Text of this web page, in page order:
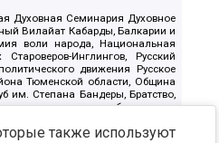
Духовная Семинария Духовное
Вилайат Кабарды, Балкарии и
воли народа, Национальная
Инглингов, Русский
движения Русское
Тюменской области, Община
им. Степана Бандеры, Братство,
национальное объединение
инициативная группа, Автоград
также используют